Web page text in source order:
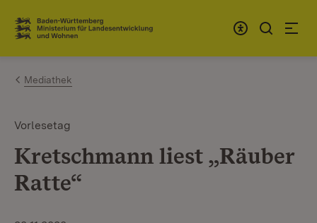
Zum Inhalt springen
Link zur Startseite
Mediathek
Vorlesetag
Kretschmann liest „Räuber
Ratte“